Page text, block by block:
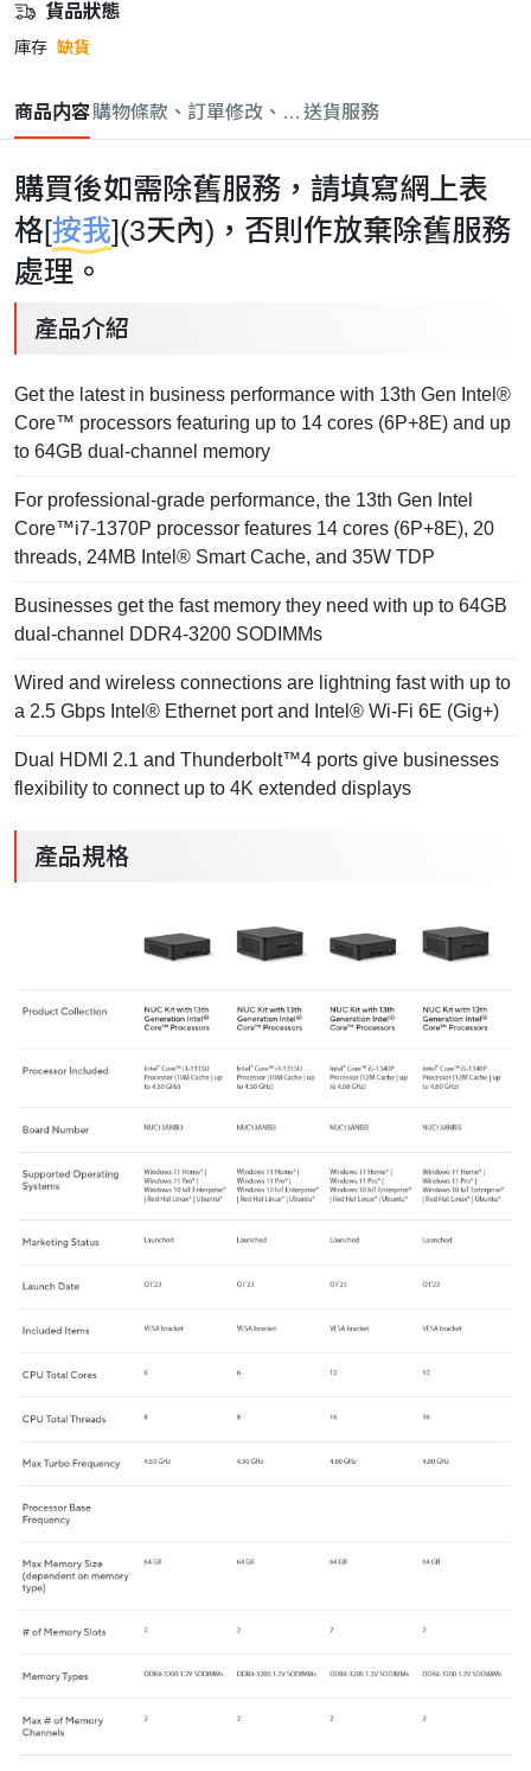
貨品狀態
庫存 缺貨
商品内容購物條款、訂單修改、取消與退款政策
送貨服務
購買後如需除舊服務，請填寫網上表
格[按我](3天內)，否則作放棄除舊服務
處理。
產品介紹
Get the latest in business performance with 13th Gen Intel®
Core™ processors featuring up to 14 cores (6P+8E) and up
to 64GB dual-channel memory
For professional-grade performance, the 13th Gen Intel
Core™i7-1370P processor features 14 cores (6P+8E), 20
threads, 24MB Intel® Smart Cache, and 35W TDP
Businesses get the fast memory they need with up to 64GB
dual-channel DDR4-3200 SODIMMs
Wired and wireless connections are lightning fast with up to
a 2.5 Gbps Intel® Ethernet port and Intel® Wi-Fi 6E (Gig+)
Dual HDMI 2.1 and Thunderbolt™4 ports give businesses
flexibility to connect up to 4K extended displays
產品規格